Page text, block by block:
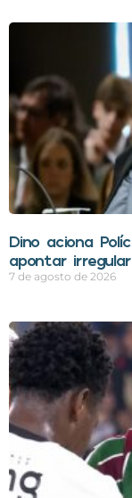
Dino aciona
apontar
7 de agosto de 2026